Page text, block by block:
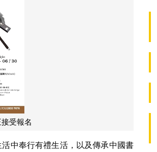
受報名
中奉行有禮生活，以及傳承中國書